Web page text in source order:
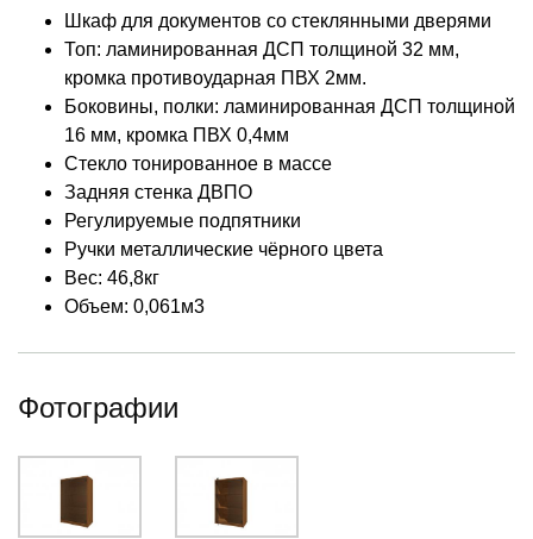
Шкаф для документов со стеклянными дверями
Топ: ламинированная ДСП толщиной 32 мм,
кромка противоударная ПВХ 2мм.
Боковины, полки: ламинированная ДСП толщиной
16 мм, кромка ПВХ 0,4мм
Стекло тонированное в массе
Задняя стенка ДВПО
Регулируемые подпятники
Ручки металлические чёрного цвета
Вес: 46,8кг
Объем: 0,061м3
Фотографии